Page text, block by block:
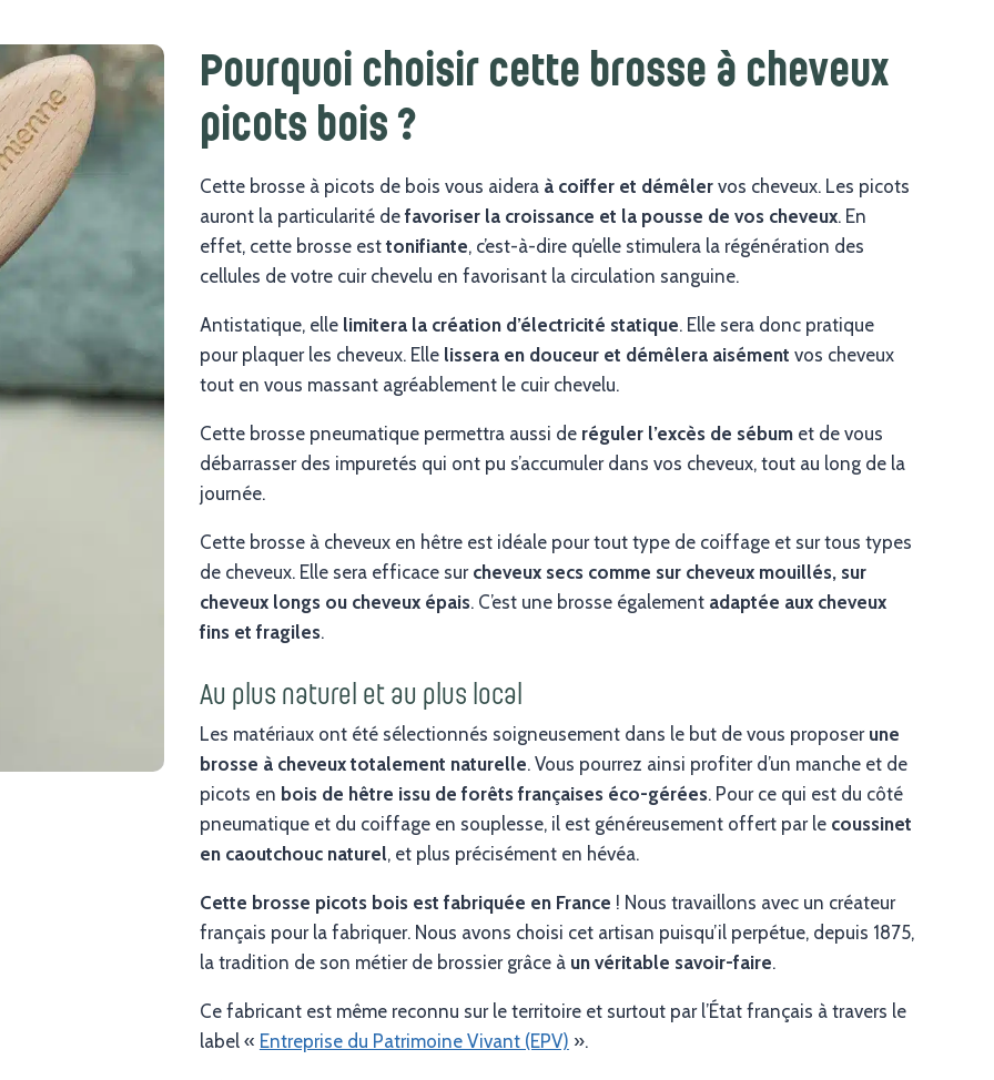
Pourquoi choisir cette brosse à cheveux
picots bois ?
Cette brosse à picots de bois vous aidera à coiffer et démêlervos cheveux. Les picots
auront la particularité defavoriser la croissance et la pousse de vos cheveux. En
effet, cette brosse esttonifiante, c’est-à-dire qu’elle stimulera la régénération des
cellules de votre cuir chevelu en favorisant la circulation sanguine.
Antistatique, elle limitera la création d’électricité statique. Elle sera donc pratique
pour plaquer les cheveux. Elle lissera en douceur et démêlera aisément vos cheveux
tout en vous massant agréablement le cuir chevelu.
Cette brosse pneumatique permettra aussi de réguler l’excès de sébumet de vous
débarrasser des impuretés qui ont pu s’accumuler dans vos cheveux, tout au long de la
journée.
Cette brosse à cheveux en hêtre est idéale pour tout type de coiffage et sur tous types
de cheveux. Elle sera efficace sur cheveux secs comme sur cheveux mouillés, sur
cheveux longs ou cheveux épais. C’est une brosse également adaptée aux cheveux
fins et fragiles.
Au plus naturel et au plus local
Les matériaux ont été sélectionnés soigneusement dans le but de vous proposer une
brosse à cheveux totalement naturelle. Vous pourrez ainsi profiter d’un manche et de
picots en bois de hêtre issu de forêts françaises éco-gérées. Pour ce qui est du côté
pneumatique et du coiffage en souplesse, il est généreusement offert par le coussinet
en caoutchouc naturel, et plus précisément en hévéa.
Cette brosse picots bois est fabriquée en France ! Nous travaillons avec un créateur
français pour la fabriquer. Nous avons choisi cet artisan puisqu’il perpétue, depuis 1875,
la tradition de son métier de brossier grâce à un véritable savoir-faire.
Ce fabricant est même reconnu sur le territoire et surtout par l’État français à travers le
label « Entreprise du Patrimoine Vivant (EPV) ».